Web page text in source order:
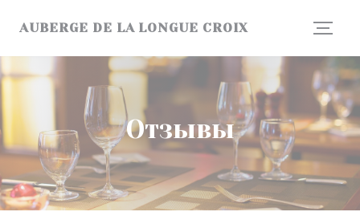
AUBERGE DE LA LONGUE CROIX
Отзывы